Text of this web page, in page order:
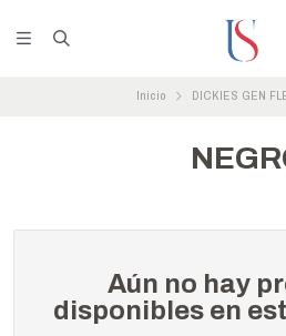
Inicio DICKIES GEN
Aún no hay
disponibles en